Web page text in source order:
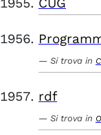
Si trova in
rdf
Si trova in